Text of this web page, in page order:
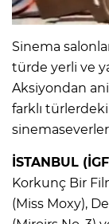
Sinema
türde yerli ve
Aksiyondan
farklı
İSTANBUL
Korkunç Bir
(Miss Moxy),